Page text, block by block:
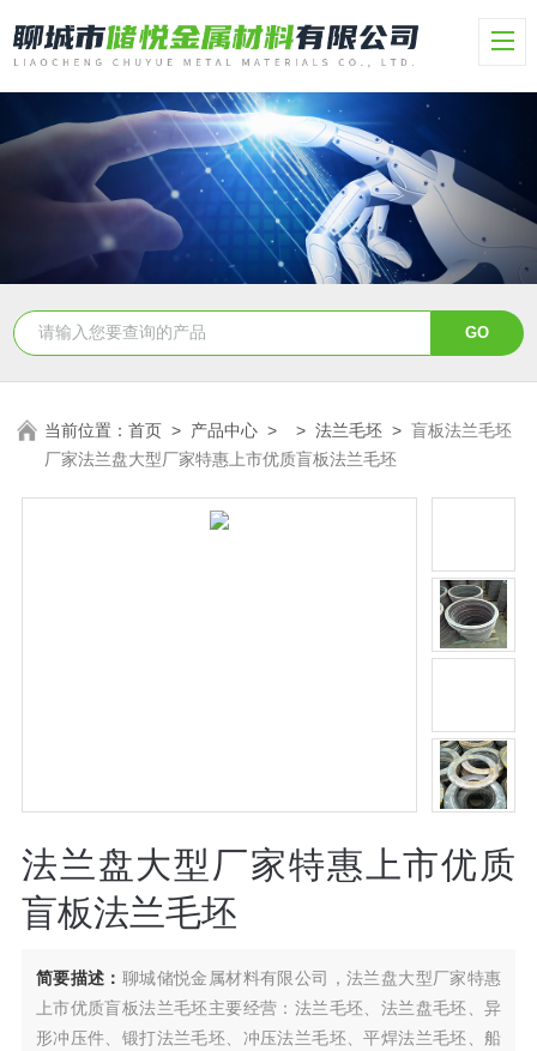
当前位置：首页 > 产品中心 > >法兰毛坯 >盲板法兰毛坯
厂家法兰盘大型厂家特惠上市优质盲板法兰毛坯
法兰盘大型厂家特惠上市优质
盲板法兰毛坯
简要描述： 聊城储悦金属材料有限公司，法兰盘大型厂家特惠
上市优质盲板法兰毛坯主要经营：法兰毛坯、法兰盘毛坯、异
形冲压件、锻打法兰毛坯、冲压法兰毛坯、平焊法兰毛坯、船